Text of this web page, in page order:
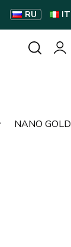
RU IT
NANO GOLD